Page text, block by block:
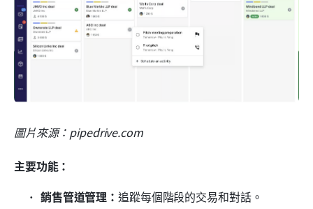
圖片來源：pipedrive.com
主要功能：
銷售管道管理：追蹤每個階段的交易和對話。